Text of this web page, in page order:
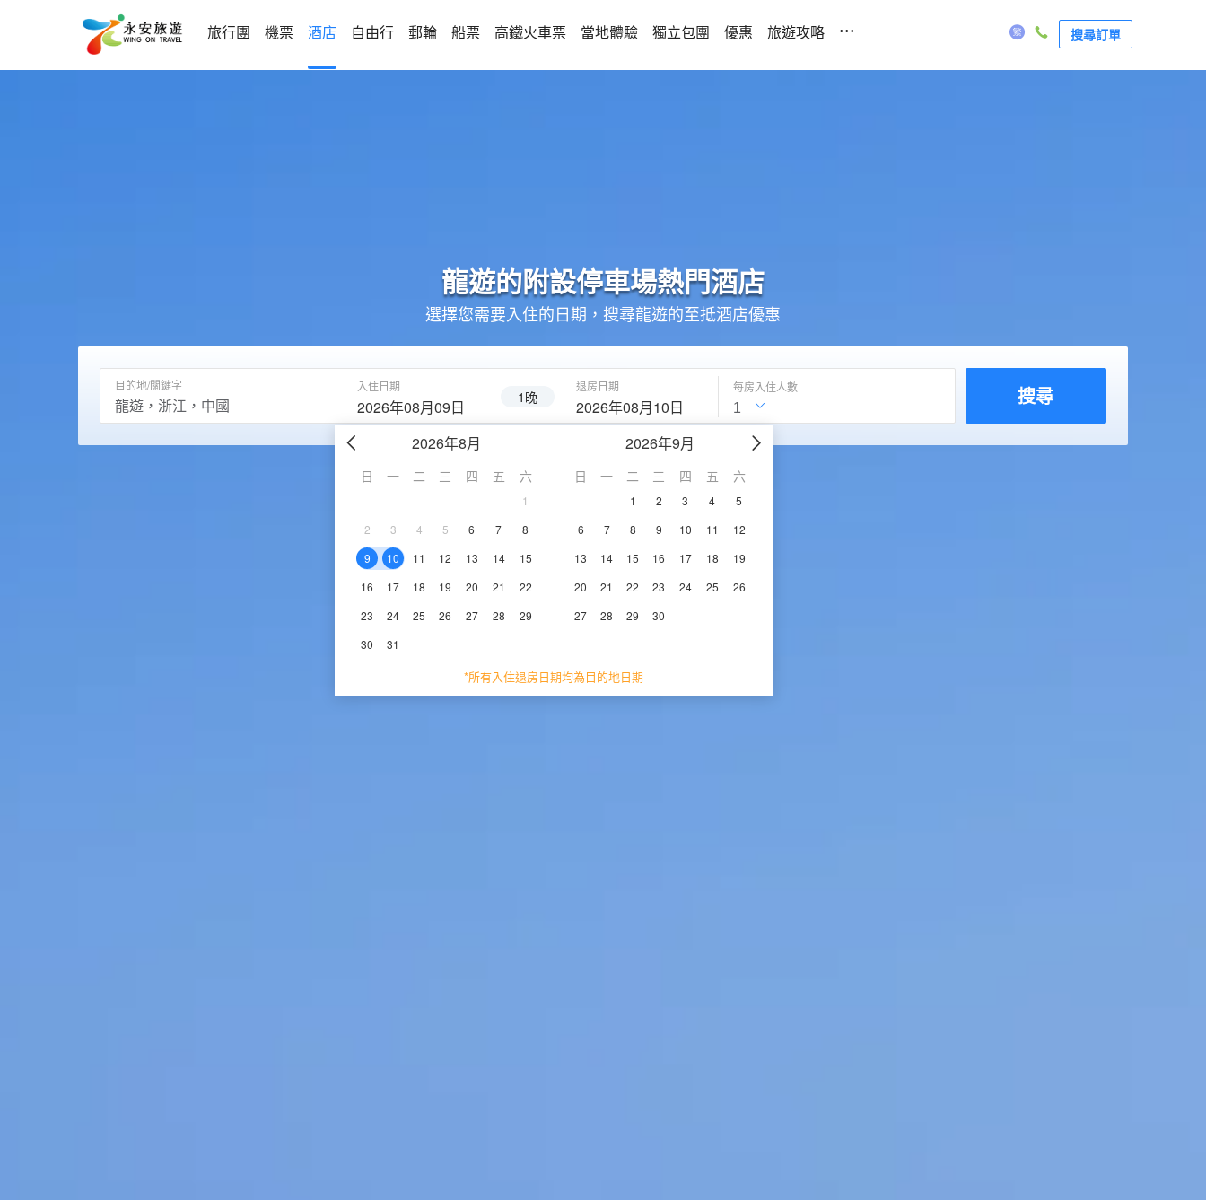
旅行團 機票 酒店 自由行 郵輪 船票 高鐵火車票 當地體驗 獨立包團 優惠 旅遊攻略 ... 搜尋訂單
龍遊的附設停車場熱門酒店
選擇您需要入住的日期，搜尋龍遊的至抵酒店優惠
目的地/關鍵字 入住日期
2026年08月09日 1晚
退房日期
2026年08月10日
2026年8月
日 一 二 三 四 五 六
1
2
3 4 5 6 7
8
9
10 11 12 13 14
15
16
17 18 19 20 21
22
23
24 25 26 27 28
29
30
31
2026年9月
日 一 二 三 四 五 六
1 2 3 4
5
6
7 8 9 10 11
12
13
14 15 16 17 18
19
20
21 22 23 24 25
26
27
28 29 30
*所有入住退房日期均為目的地日期
每房入住人數 搜尋